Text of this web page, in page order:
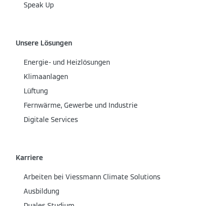
Speak Up
Unsere Lösungen
Energie- und Heizlösungen
Klimaanlagen
Lüftung
Fernwärme, Gewerbe und Industrie
Digitale Services
Karriere
Arbeiten bei Viessmann Climate Solutions
Ausbildung